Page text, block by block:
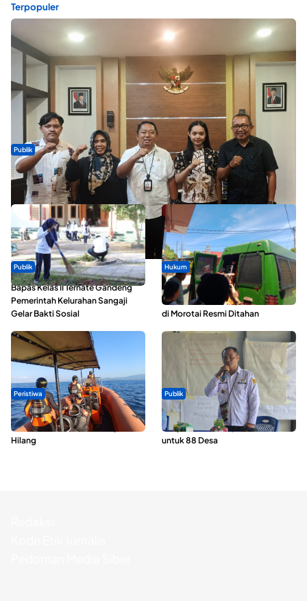
Terpopuler
Publik
Dua Talenta Muda Ternate Wakili Maluku Utara di Gita Bahana
Nusantara 2026
Publik
Bapas Kelas II Ternate Gandeng
Pemerintah Kelurahan Sangaji
Gelar Bakti Sosial
Hukum
Oknum ASN yang Diduga Lakukan
Pelecehan Terhadap 5 Siswa SMA
di Morotai Resmi Ditahan
Peristiwa
Dua Longboat Bertabrakan di
Perairan Taliabu, Satu Nelayan
Hilang
Publik
ABDESI Morotai Apresiasi
Penyaluran ADD Rp3,13 Miliar
untuk 88 Desa